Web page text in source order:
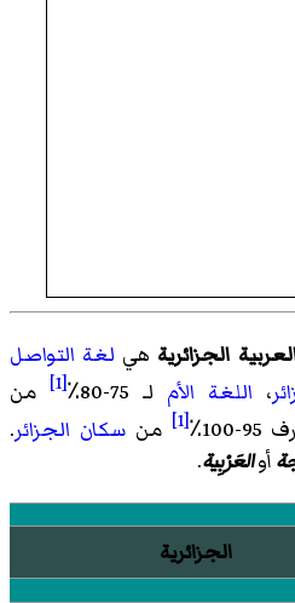
الجزائرية هي لغة التواصل
، اللغة الأم لـ 75-80٪ [1]
من
[1] منسكان الجزائر.
أوالعَرْبِية.
الجزائرية